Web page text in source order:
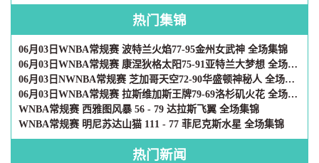
热门集锦
06月03日WNBA常规赛 波特兰火焰77-95金州女武神 全场集锦
06月03日WNBA常规赛 康涅狄格太阳75-91亚特兰大梦想 全场集锦
06月03日NWNBA常规赛 芝加哥天空72-90华盛顿神秘人 全场集锦
06月03日WNBA常规赛 拉斯维加斯王牌79-69洛杉矶火花 全场集锦
WNBA常规赛 西雅图风暴 56 - 79 达拉斯飞翼 全场集锦
WNBA常规赛 明尼苏达山猫 111 - 77 菲尼克斯水星 全场集锦
热门新闻